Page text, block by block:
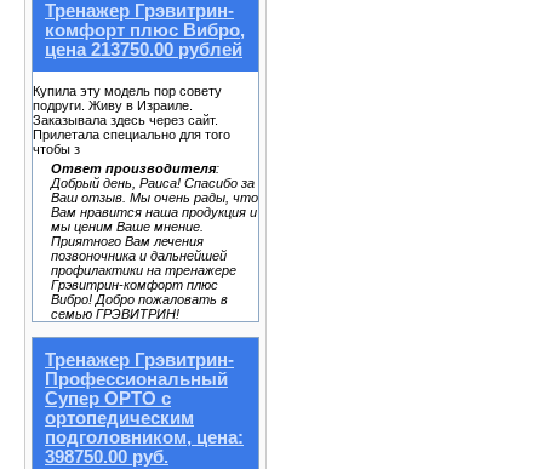
Тренажер Грэвитрин-
комфорт плюс Вибро,
цена 213750.00 рублей
Купила эту модель пор совету
подруги. Живу в Израиле.
Заказывала здесь через сайт.
Прилетала специально для того
чтобы з
Ответ производителя:
Добрый день, Раиса! Спасибо за
Ваш отзыв. Мы очень рады, что
Вам нравится наша продукция и
мы ценим Ваше мнение.
Приятного Вам лечения
позвоночника и дальнейшей
профилактики на тренажере
Грэвитрин-комфорт плюс
Вибро! Добро пожаловать в
семью ГРЭВИТРИН!
Тренажер Грэвитрин-
Профессиональный
Супер ОРТО с
ортопедическим
подголовником, цена:
398750.00 руб.